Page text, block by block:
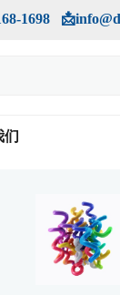
1698
们